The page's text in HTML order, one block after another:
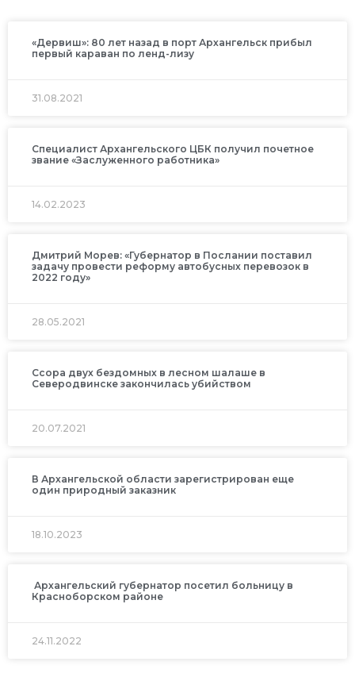
«Дервиш»: 80 лет назад в порт Архангельск прибыл
первый караван по ленд-лизу
31.08.2021
Специалист Архангельского ЦБК получил почетное
звание «Заслуженного работника»
14.02.2023
Дмитрий Морев: «Губернатор в Послании поставил
задачу провести реформу автобусных перевозок в
2022 году»
28.05.2021
Ссора двух бездомных в лесном шалаше в
Северодвинске закончилась убийством
20.07.2021
В Архангельской области зарегистрирован еще
один природный заказник
18.10.2023
Архангельский губернатор посетил больницу в
Красноборском районе
24.11.2022